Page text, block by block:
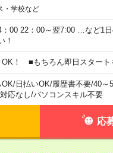
・学校など
：00 22：00～翌7:00 …など1
！
OK！ ■もちろん即日スター
/日払いOK/履歴書不要/40～
応なし/パソコンスキル不要
応